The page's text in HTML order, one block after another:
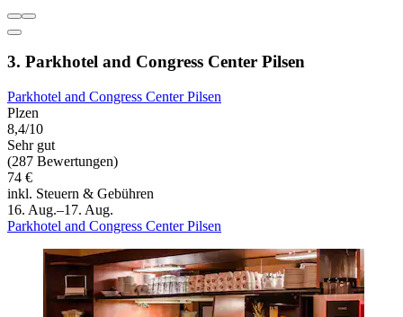
3. Parkhotel and Congress Center Pilsen
Parkhotel and Congress Center Pilsen
Plzen
8,4/10
Sehr gut
(287 Bewertungen)
74 €
inkl. Steuern & Gebühren
16. Aug.–17. Aug.
Parkhotel and Congress Center Pilsen